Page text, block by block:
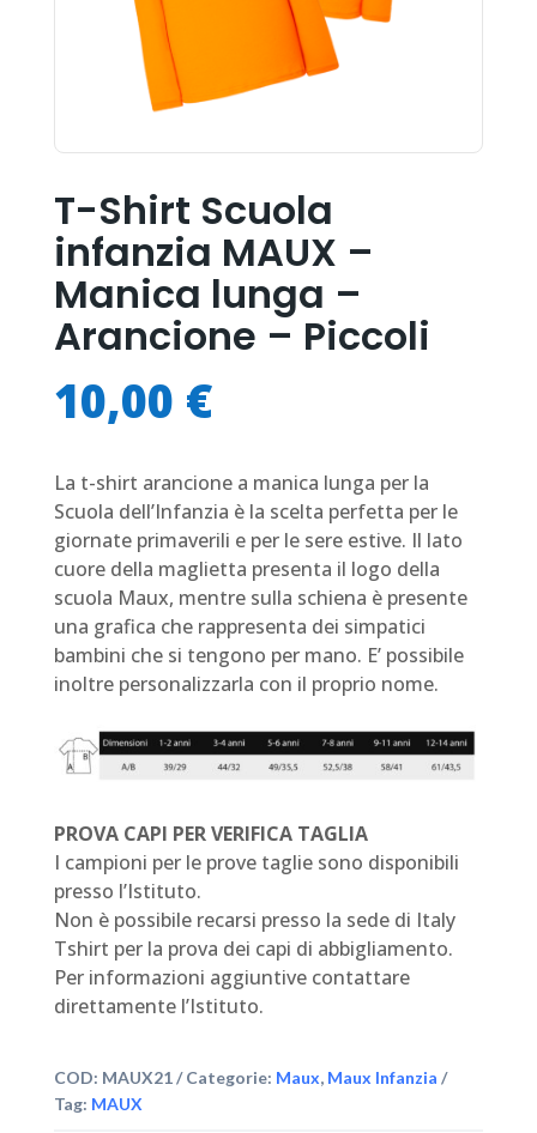
T-Shirt Scuola
infanzia MAUX –
Manica lunga –
Arancione – Piccoli
10,00 €
La t-shirt arancione a manica lunga per la
Scuola dell’Infanzia è la scelta perfetta per le
giornate primaverili e per le sere estive. Il lato
cuore della maglietta presenta il logo della
scuola Maux, mentre sulla schiena è presente
una grafica che rappresenta dei simpatici
bambini che si tengono per mano. E’ possibile
inoltre personalizzarla con il proprio nome.
PROVA CAPI PER VERIFICA TAGLIA
I campioni per le prove taglie sono disponibili
presso l’Istituto.
Non è possibile recarsi presso la sede di Italy
Tshirt per la prova dei capi di abbigliamento.
Per informazioni aggiuntive contattare
direttamente l’Istituto.
COD: MAUX21 Categorie: Maux, Maux Infanzia
Tag: MAUX